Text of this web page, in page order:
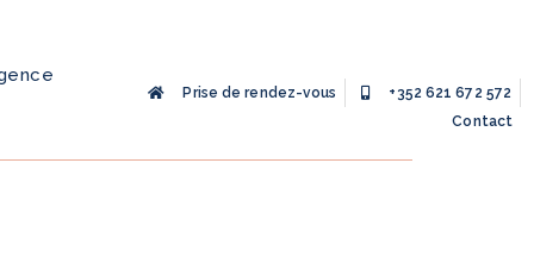
Prise de rendez-vous
+352 621 672 572
Contact